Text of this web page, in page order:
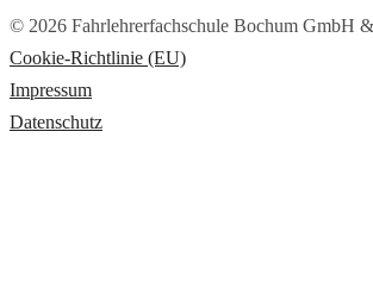
© 2026 Fahrlehrerfachschule Bochum GmbH
Cookie-Richtlinie (EU)
Impressum
Datenschutz